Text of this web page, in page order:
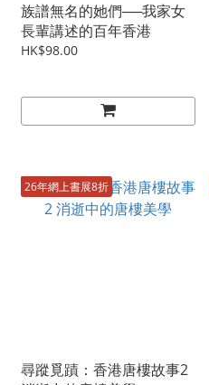
族譜無名的她們──我家女
長輩講述的百年香港
HK$98.00
26年網上書展8折
尋蹤覓蹟：香港唐樓故事2